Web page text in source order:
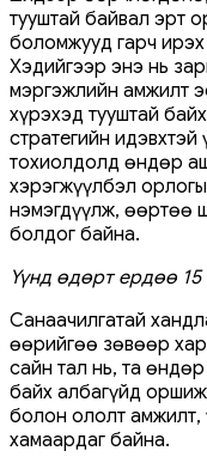
тууштай байвал эрт
боломжууд гарч
Хэдийгээр энэ нь
мэргэжлийн амжилт
хүрэхэд тууштай
стратегийн
тохиолдолд өндөр
хэрэгжүүлбэл
нэмэгдүүлж, өөртөө
болдог байна.
Үүнд өдөрт ердөө 15
Санаачилгатай
өөрийгөө зөвөөр
сайн тал нь, та
байх албагүйд
болон ололт амжилт,
хамаардаг байна.